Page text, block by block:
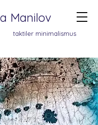
Manilov
taktiler minimalismus